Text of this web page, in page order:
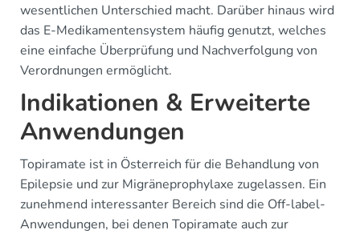
wesentlichen Unterschied macht. Darüber hinaus wird
das E-Medikamentensystem häufig genutzt, welches
eine einfache Überprüfung und Nachverfolgung von
Verordnungen ermöglicht.
Indikationen & Erweiterte
Anwendungen
Topiramate ist in Österreich für die Behandlung von
Epilepsie und zur Migräneprophylaxe zugelassen. Ein
zunehmend interessanter Bereich sind die Off-label-
Anwendungen, bei denen Topiramate auch zur